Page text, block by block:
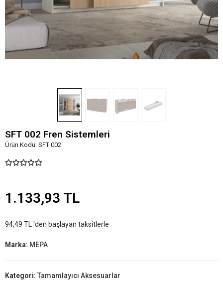
SFT 002 Fren Sistemleri
Ürün Kodu: SFT 002
1.133,93 TL
94,49 TL 'den başlayan taksitlerle
Marka: MEPA
Kategori: Tamamlayıcı Aksesuarlar